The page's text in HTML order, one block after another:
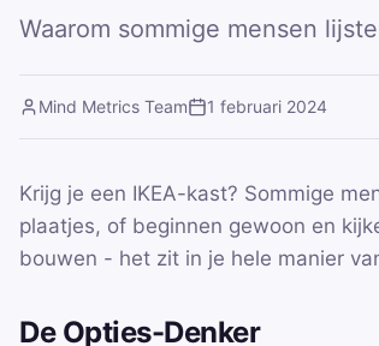
Waarom sommige mensen
Mind Metrics Team 1 februari 2024
Krijg je een IKEA-kast? Sommige
plaatjes, of beginnen gewoon en
bouwen - het zit in je hele manier
De Opties-Denker